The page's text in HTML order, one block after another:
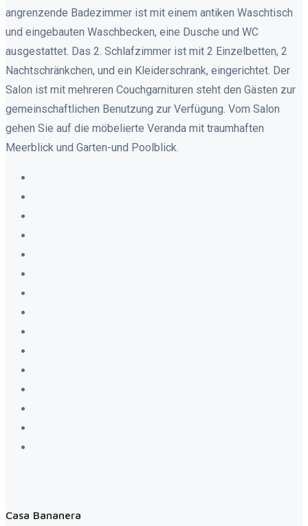
angrenzende Badezimmer ist mit einem antiken Waschtisch
und eingebauten Waschbecken, eine Dusche und WC
ausgestattet. Das 2. Schlafzimmer ist mit 2 Einzelbetten, 2
Nachtschränkchen, und ein Kleiderschrank, eingerichtet. Der
Salon ist mit mehreren Couchgarnituren steht den Gästen zur
gemeinschaftlichen Benutzung zur Verfügung. Vom Salon
gehen Sie auf die möbelierte Veranda mit traumhaften
Meerblick und Garten-und Poolblick.
Casa Bananera